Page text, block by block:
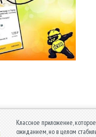
Классное приложение,
ожиданием, но в целом